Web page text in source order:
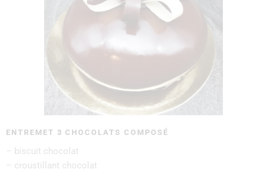
ENTREMET 3 CHOCOLATS COMPOSÉ
– biscuit chocolat
– croustillant chocolat